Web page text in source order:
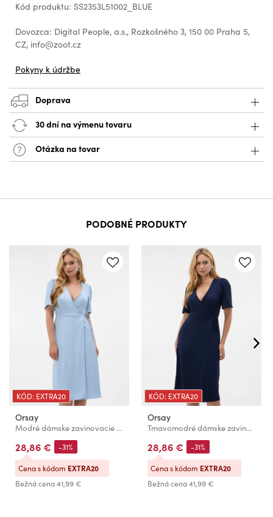
Kód produktu: SS2353L51002_BLUE
Dovozca: Digital People, a.s., Rozkošného 3, 150 00 Praha 5,
CZ, info@zoot.cz
Pokyny k údržbe
Doprava
30 dní na výmenu tovaru
Otázka na tovar
PODOBNÉ PRODUKTY
KÓD: EXTRA20
Orsay
Modré dámske zavinovacie midišaty ORSAY
28,86 €
Bežná cena41,99 €
-31%
Cena s kódom EXTRA20
KÓD: EXTRA20
Orsay
Tmavomodré dámske zavinovacie maxišaty ORSAY
28,86 €
Bežná cena41,99 €
-31%
Cena s kódom EXTRA20